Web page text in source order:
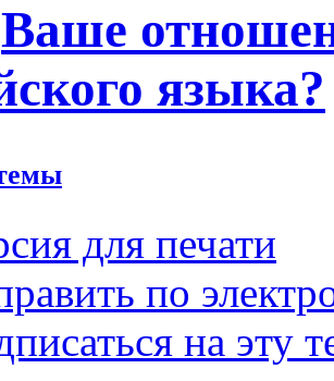
Ваше
языка?
для печати
по
на эту